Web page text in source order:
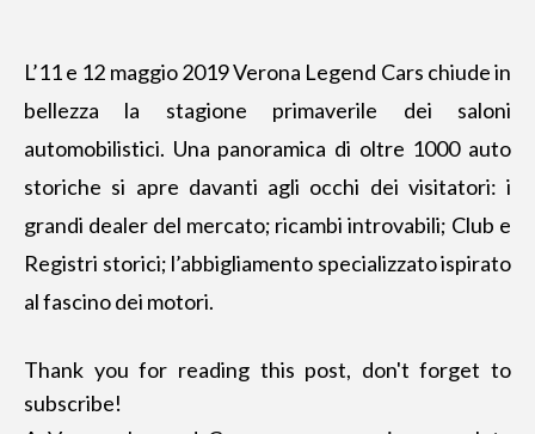
L’11 e 12 maggio 2019 Verona Legend Cars chiude in
bellezza la stagione primaverile dei saloni
automobilistici. Una panoramica di oltre 1000 auto
storiche si apre davanti agli occhi dei visitatori: i
grandi dealer del mercato; ricambi introvabili; Club e
Registri storici; l’abbigliamento specializzato ispirato
al fascino dei motori.
Thank you for reading this post, don't forget to
subscribe!